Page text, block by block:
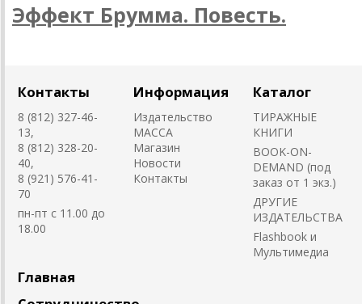
Эффект Брумма. Повесть.
Контакты
8 (812) 327-46-
13,
8 (812) 328-20-
40,
8 (921) 576-41-
70
пн-пт с 11.00 до
18.00
Информация
Издательство
MACCA
Магазин
Новости
Контакты
Каталог
ТИРАЖНЫЕ
КНИГИ
BOOK-ON-
DEMAND (под
заказ от 1 экз.)
ДРУГИЕ
ИЗДАТЕЛЬСТВА
Flashbook и
Мультимедиа
Главная